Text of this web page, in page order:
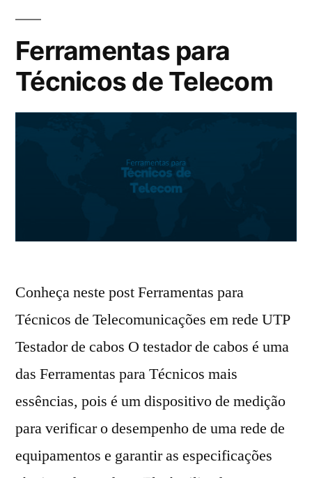
Ferramentas para
Técnicos de Telecom
Conheça neste post Ferramentas para
Técnicos de Telecomunicações em rede UTP
Testador de cabos O testador de cabos é uma
das Ferramentas para Técnicos mais
essências, pois é um dispositivo de medição
para verificar o desempenho de uma rede de
equipamentos e garantir as especificações